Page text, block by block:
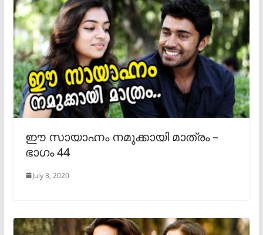
ഈ സായാഹ്നം നമുക്കായി മാത്രം –
ഭാഗം 44
July 3, 2020